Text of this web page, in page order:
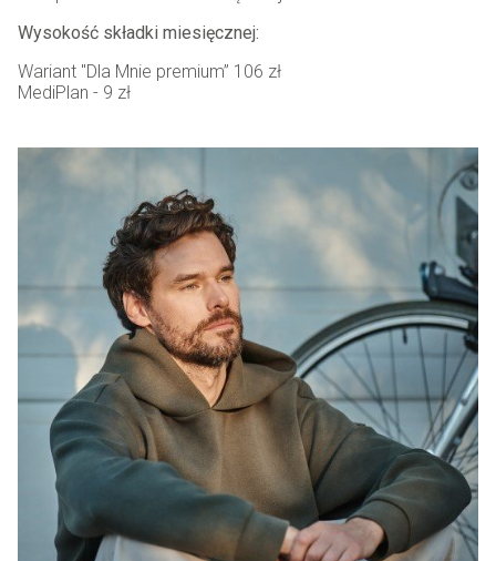
Wysokość składki miesięcznej:
Wariant "Dla Mnie premium” 106 zł
MediPlan - 9 zł